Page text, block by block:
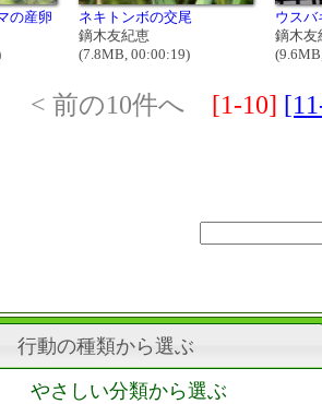
の産卵
ネキトンボの交尾
鏑木友紀恵
(7.8MB, 00:00:19)
ウスバ
鏑木友
< 前の10件へ [1-10]
行動の種類から選ぶ
やさしい分類から選ぶ